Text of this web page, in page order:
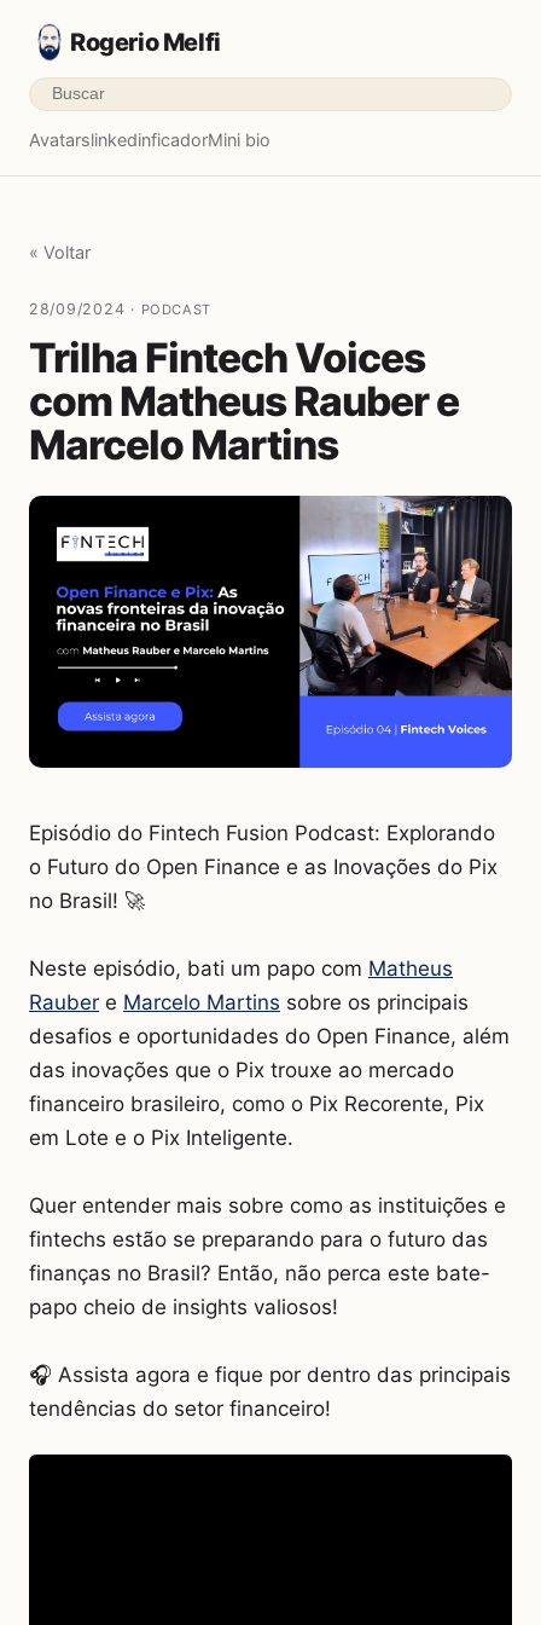
Rogerio Melfi
AvatarslinkedinficadorMini bio
« Voltar
28/09/2024 · PODCAST
Trilha Fintech Voices
com Matheus Rauber e
Marcelo Martins
Episódio do Fintech Fusion Podcast: Explorando
o Futuro do Open Finance e as Inovações do Pix
no Brasil! 🚀
Neste episódio, bati um papo com Matheus
Rauber e Marcelo Martins sobre os principais
desafios e oportunidades do Open Finance, além
das inovações que o Pix trouxe ao mercado
financeiro brasileiro, como o Pix Recorente, Pix
em Lote e o Pix Inteligente.
Quer entender mais sobre como as instituições e
fintechs estão se preparando para o futuro das
finanças no Brasil? Então, não perca este bate-
papo cheio de insights valiosos!
🎧 Assista agora e fique por dentro das principais
tendências do setor financeiro!